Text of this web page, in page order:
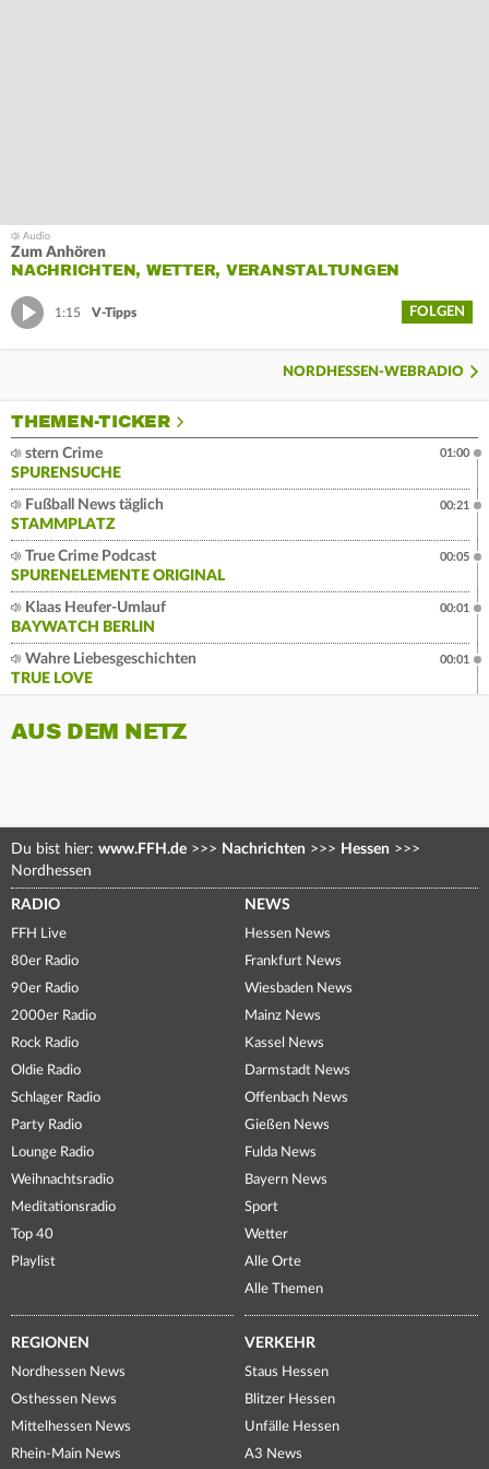
Zum Anhören
NACHRICHTEN, WETTER, VERANSTALTUNGEN
1:15 V-Tipps FOLGEN
NORDHESSEN-WEBRADIO
THEMEN-TICKER
stern Crime
SPURENSUCHE
01:00
Fußball News täglich
STAMMPLATZ
00:21
True Crime Podcast
SPURENELEMENTE ORIGINAL
00:05
Klaas Heufer-Umlauf
BAYWATCH BERLIN
00:01
Wahre Liebesgeschichten
TRUE LOVE
00:01
AUS DEM NETZ
Du bist hier: www.FFH.de >>> Nachrichten >>> Hessen >>>
Nordhessen
RADIO
FFH Live
80er Radio
90er Radio
2000er Radio
Rock Radio
Oldie Radio
Schlager Radio
Party Radio
Lounge Radio
Weihnachtsradio
Meditationsradio
Top 40
Playlist
NEWS
Hessen News
Frankfurt News
Wiesbaden News
Mainz News
Kassel News
Darmstadt News
Offenbach News
Gießen News
Fulda News
Bayern News
Sport
Wetter
Alle Orte
Alle Themen
REGIONEN
Nordhessen News
Osthessen News
Mittelhessen News
Rhein-Main News
VERKEHR
Staus Hessen
Blitzer Hessen
Unfälle Hessen
A3 News